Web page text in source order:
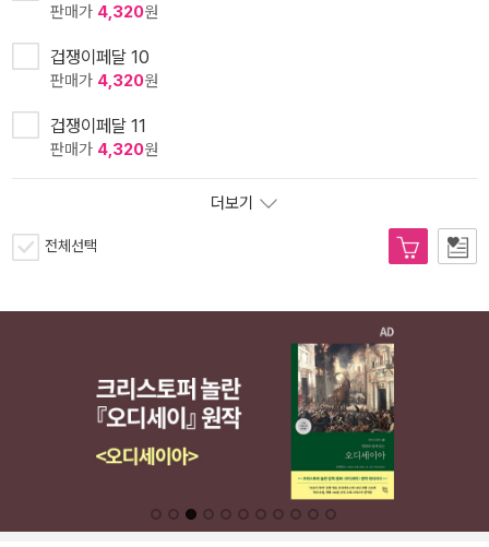
판매가 4,320원
겁쟁이페달 10
판매가 4,320원
겁쟁이페달 11
판매가 4,320원
더보기
전체선택